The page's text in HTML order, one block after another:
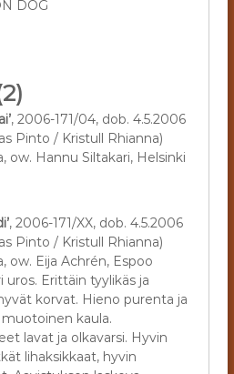
DOG
, 2006-171/04, dob. 4.5.2006
Pinto / Kristull Rhianna)
ow. Hannu Siltakari, Helsinki
, 2006-171/XX, dob. 4.5.2006
Pinto / Kristull Rhianna)
ow. Eija Achrén, Espoo
uros. Erittäin tyylikäs ja
korvat. Hieno purenta ja
kaula.
lavat ja olkavarsi. Hyvin
lihaksikkaat, hyvin